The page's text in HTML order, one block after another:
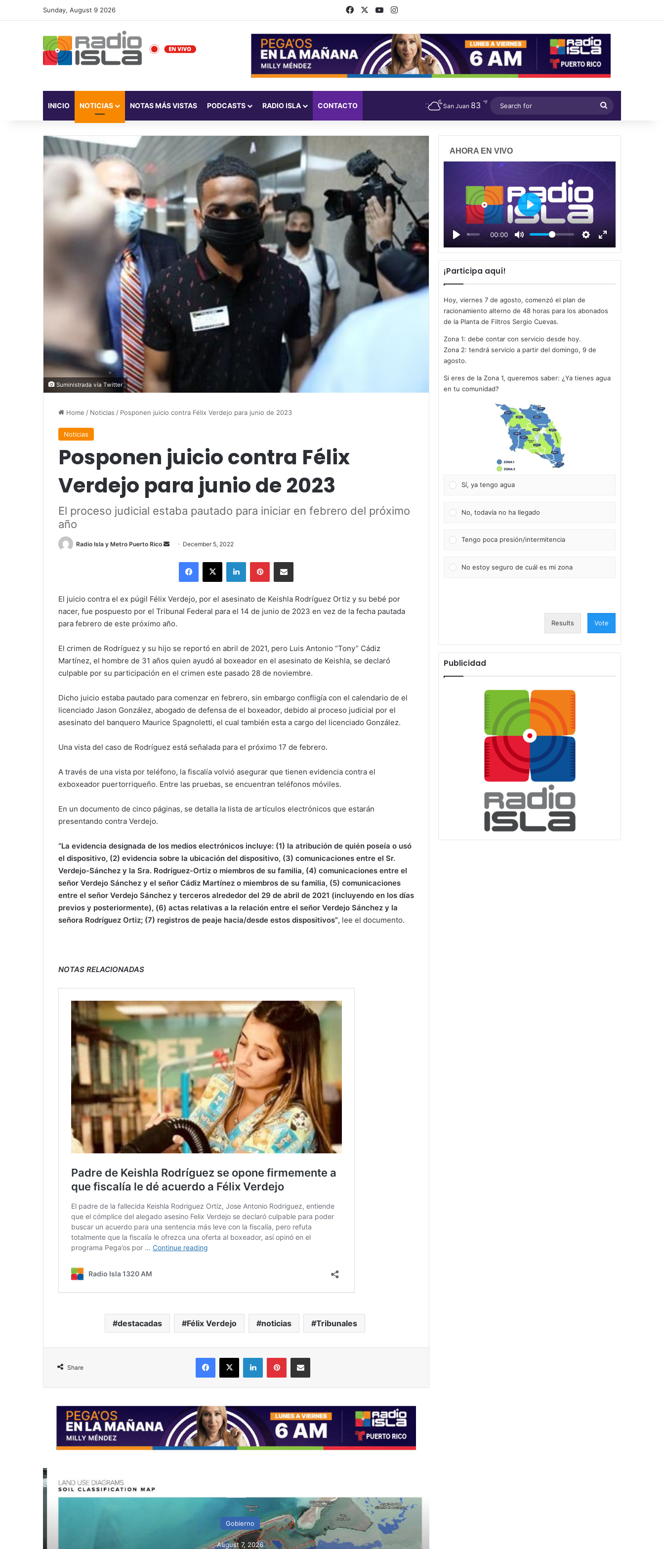
Sunday, August 9 2026 FacebookYouTubeInstagram
INICIO NOTICIAS NOTAS MÁS VISTAS PODCASTS RADIO ISLA CONTACTO San Juan 83 ℉
for
Suministrada vía Twitter
Home / Noticias / Posponen juicio contra Félix Verdejo para junio de 2023
Noticias
Posponen juicio contra Félix
Verdejo para junio de 2023
El proceso judicial estaba pautado para iniciar en febrero del próximo
año
Radio Isla y Metro Puerto Rico
Send December 5, 2022
Facebook
X LinkedInPinterestShare via Email
El juicio contra el ex púgil Félix Verdejo, por el asesinato de Keishla Rodríguez Ortiz y su bebé por
nacer, fue pospuesto por el Tribunal Federal para el 14 de junio de 2023 en vez de la fecha pautada
para febrero de este próximo año.
El crimen de Rodríguez y su hijo se reportó en abril de 2021, pero Luis Antonio “Tony” Cádiz
Martínez, el hombre de 31 años quien ayudó al boxeador en el asesinato de Keishla, se declaró
culpable por su participación en el crimen este pasado 28 de noviembre.
Dicho juicio estaba pautado para comenzar en febrero, sin embargo confligía con el calendario de el
licenciado Jason González, abogado de defensa de el boxeador, debido al proceso judicial por el
asesinato del banquero Maurice Spagnoletti, el cual también esta a cargo del licenciado González.
Una vista del caso de Rodríguez está señalada para el próximo 17 de febrero.
A través de una vista por teléfono, la fiscalía volvió asegurar que tienen evidencia contra el
exboxeador puertorriqueño. Entre las pruebas, se encuentran teléfonos móviles.
En un documento de cinco páginas, se detalla la lista de artículos electrónicos que estarán
presentando contra Verdejo.
“La evidencia designada de los medios electrónicos incluye: (1) la atribución de quién poseía o usó
el dispositivo, (2) evidencia sobre la ubicación del dispositivo, (3) comunicaciones entre el Sr.
Verdejo-Sánchez y la Sra. Rodríguez-Ortiz o miembros de su familia, (4) comunicaciones entre el
señor Verdejo Sánchez y el señor Cádiz Martínez o miembros de su familia, (5) comunicaciones
entre el señor Verdejo Sánchez y terceros alrededor del 29 de abril de 2021 (incluyendo en los días
previos y posteriormente), (6) actas relativas a la relación entre el señor Verdejo Sánchez y la
señora Rodríguez Ortiz; (7) registros de peaje hacia/desde estos dispositivos”, lee el documento.
NOTAS RELACIONADAS
destacadas Félix Verdejo noticias Tribunales
Share
Facebook
X LinkedInPinterestShare via Email
Gobierno
August 7, 2026
AHORA EN VIVO
00:00
P
l
a
y
¡Participa aquí!
Hoy, viernes 7 de agosto, comenzó el plan de
racionamiento alterno de 48 horas para los abonados
de la Planta de Filtros Sergio Cuevas.
Zona 1: debe contar con servicio desde hoy.
Zona 2: tendrá servicio a partir del domingo, 9 de
agosto.
Si eres de la Zona 1, queremos saber: ¿Ya tienes agua
en tu comunidad?
Sí, ya tengo agua
No, todavía no ha llegado
Tengo poca presión/intermitencia
No estoy seguro de cuál es mi zona
Results Vote
Publicidad